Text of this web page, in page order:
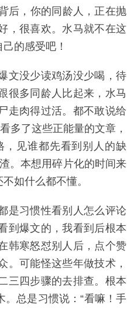
后，你的同龄人，正在抛
，很喜欢。水马就不在这
的感受吧！
文没少读鸡汤没少喝，待
很多同龄人比起来，水马
走肉得过活。都不敢说给
多了这些正能量的文章，
见谁都先看到别人的缺
。本想用碎片化的时间来
如什么都不懂。
是习惯性看别人怎么评论
到爆文的，我看到后根本
韩寒怒怼别人后，点个赞
。可能怪这些年做技术，
三四步骤的去排查。根本
总是习惯说：“看嘛！手